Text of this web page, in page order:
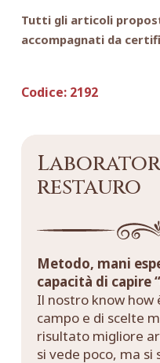
Tutti gli articoli
accompagnati da
Codice:2192
restauro
Metodo, mani
capacità di capire
Il nostro know how
campo e di scelte
risultato migliore
si vede poco, ma